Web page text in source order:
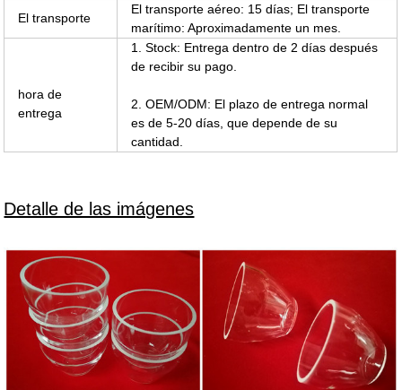
El transporte
El transporte aéreo: 15 días; El transporte
marítimo: Aproximadamente un mes.
hora de
entrega
1. Stock: Entrega dentro de 2 días después
de recibir su pago.
2. OEM/ODM: El plazo de entrega normal
es de 5-20 días, que depende de su
cantidad.
Detalle de las imágenes